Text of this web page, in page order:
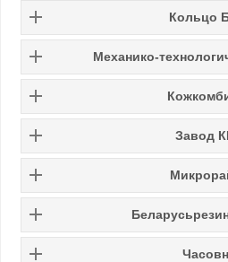
Кольцо
Механико-
Завод